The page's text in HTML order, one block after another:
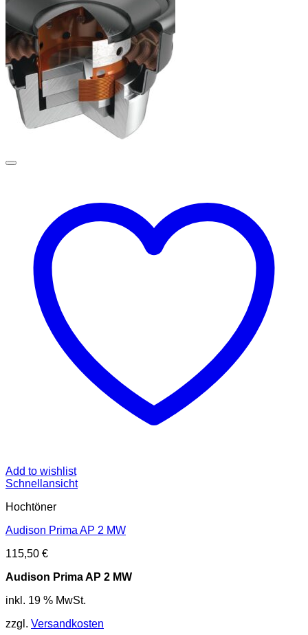
Add to wishlist
Schnellansicht
Hochtöner
Audison Prima AP 2 MW
115,50 €
Audison Prima AP 2 MW
inkl. 19 % MwSt.
zzgl. Versandkosten